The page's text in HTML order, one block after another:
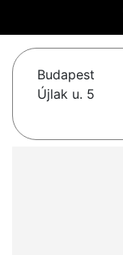
Budapest
Újlak u. 5